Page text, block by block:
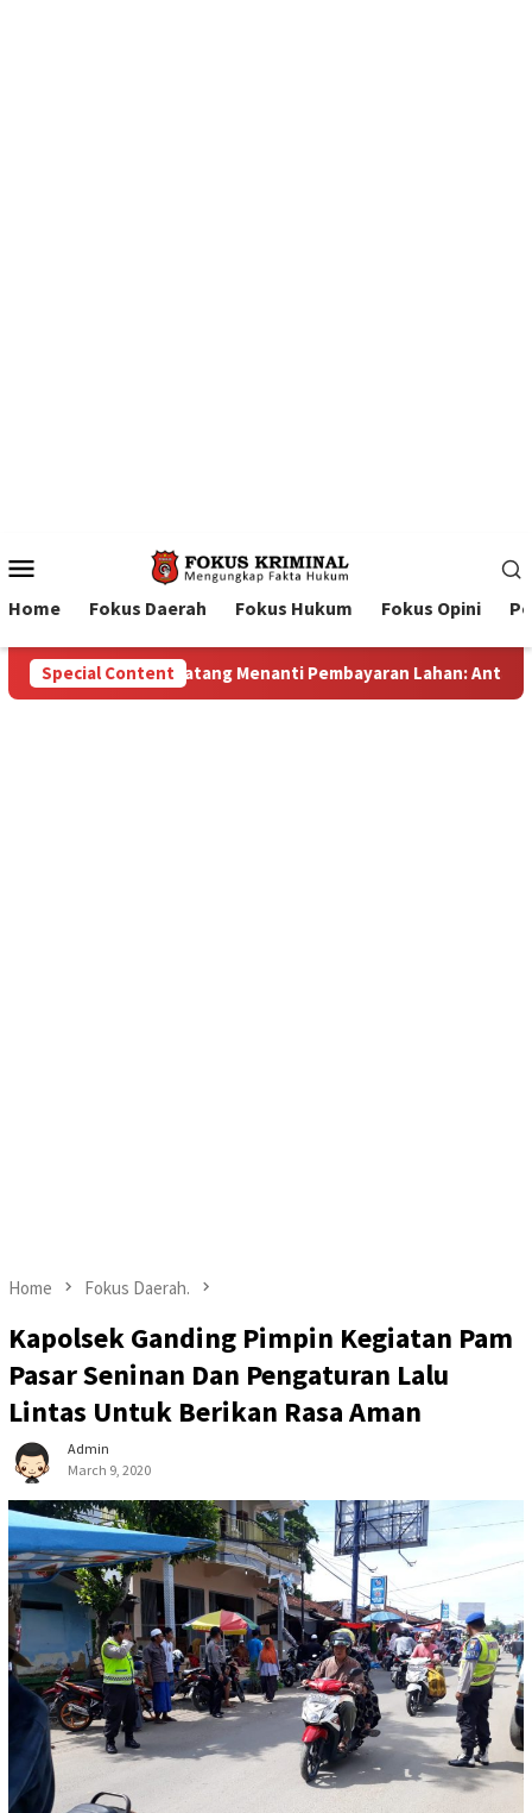
Menu
Home Fokus Daerah Fokus Hukum Fokus Opini
Special Content
Antara Dugaan Konspirasi dan Bayang-Bayang “Makelar
Home Fokus Daerah.
Kapolsek Ganding Pimpin Kegiatan Pam
Pasar Seninan Dan Pengaturan Lalu
Lintas Untuk Berikan Rasa Aman
Admin
March 9, 2020